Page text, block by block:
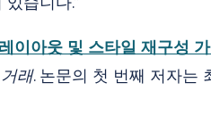
이아웃 및 스타일 재구성
래. 논문의 첫 번째 저자는